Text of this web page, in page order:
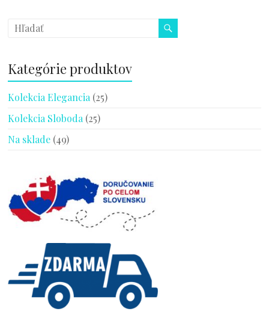
Kategórie produktov
Kolekcia Elegancia (25)
Kolekcia Sloboda (25)
Na sklade (49)